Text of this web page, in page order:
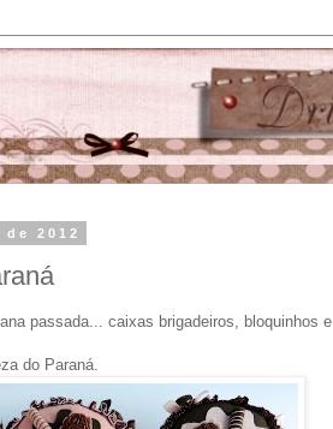
2012
passada... caixas brigadeiros, bloquinhos e
do Paraná.